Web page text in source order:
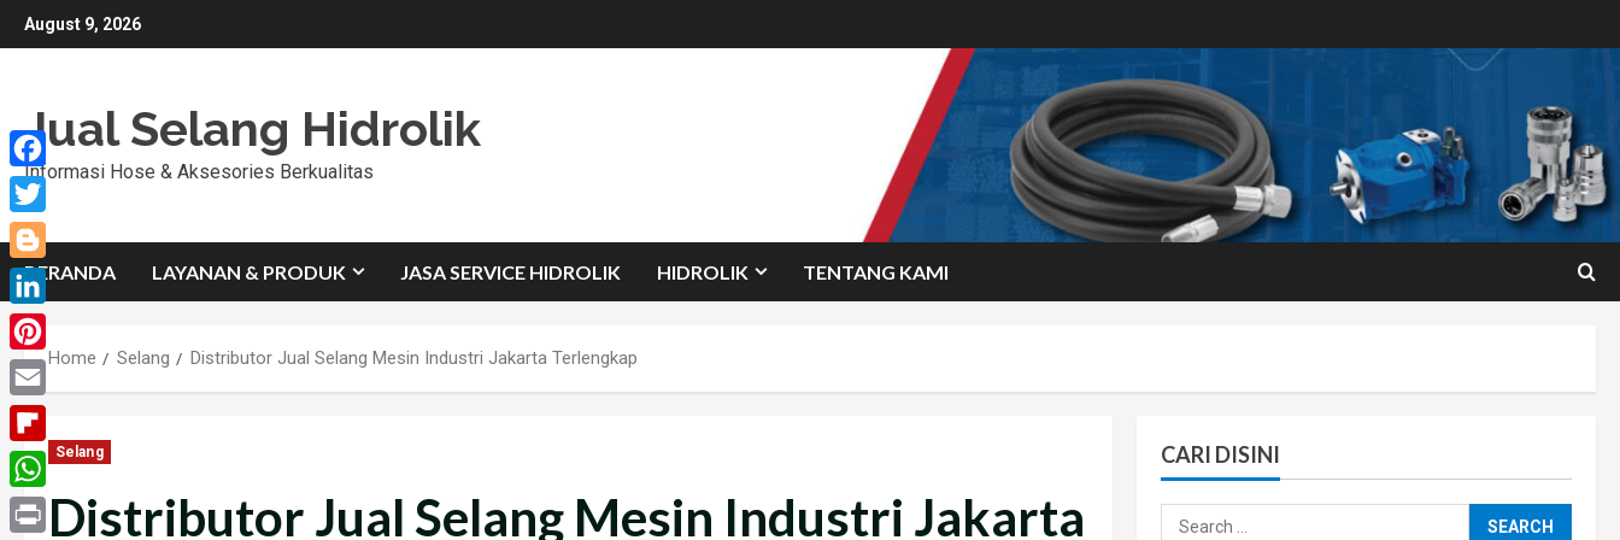
Skip
to
August 9, 2026
Jual Selang Hidrolik
Informasi Hose & Aksesories Berkualitas
BERANDA LAYANAN & PRODUK JASA SERVICE HIDROLIK HIDROLIK TENTANG KAMI
Home Selang Distributor Jual Selang Mesin Industri Jakarta Terlengkap
Selang
Distributor Jual Selang Mesin Industri Jakarta
CARI DISINI
Search
Facebook
Twitter
Blogger
LinkedIn
Pinterest
Email
Flipboard
WhatsApp